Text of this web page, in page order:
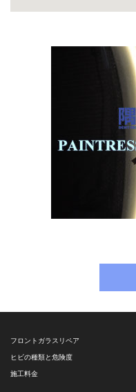
フロントガラスリペア
ヒビの種類と危険度
施工料金